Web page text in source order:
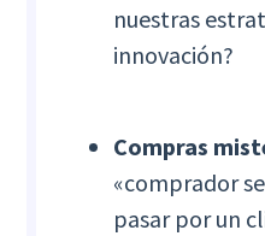
nuestras
innovación?
Compras
«comprador
pasar por un